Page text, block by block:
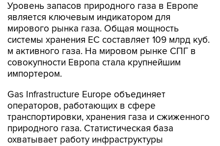
Уровень запасов природного газа в Европе
является ключевым индикатором для
мирового рынка газа. Общая мощность
системы хранения ЕС составляет 109 млрд куб.
м активного газа. На мировом рынке СПГ в
совокупности Европа стала крупнейшим
импортером.
Gas Infrastructure Europe объединяет
операторов, работающих в сфере
транспортировки, хранения газа и сжиженного
природного газа. Статистическая база
охватывает работу инфраструктуры